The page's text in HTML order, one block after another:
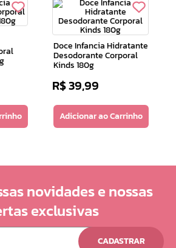
Doce Infancia Hidratante
Desodorante Corporal
Kinds 180g
R$39,99
Adicionar ao Carrinho
novidades e nossas
exclusivas
CADASTRAR